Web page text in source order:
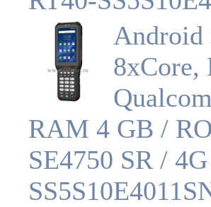
Android
8xCore,
RAM 4 GB /
SE4750 SR /